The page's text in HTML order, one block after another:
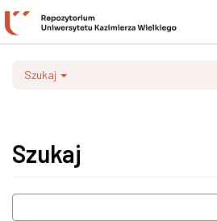
Szukaj
Szukaj